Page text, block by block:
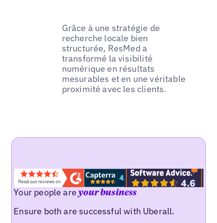
Grâce à une stratégie de
recherche locale bien
structurée, ResMed a
transformé la visibilité
numérique en résultats
mesurables et en une véritable
proximité avec les clients.
Your people areyour business
Ensure both are successful with Uberall.